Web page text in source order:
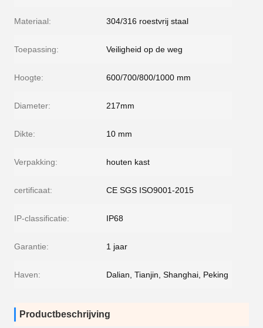
Materiaal: 304/316 roestvrij staal
Toepassing: Veiligheid op de weg
Hoogte: 600/700/800/1000 mm
Diameter: 217mm
Dikte: 10 mm
Verpakking: houten kast
certificaat: CE SGS ISO9001-2015
IP-classificatie: IP68
Garantie: 1 jaar
Haven: Dalian, Tianjin, Shanghai, Peking
Productbeschrijving